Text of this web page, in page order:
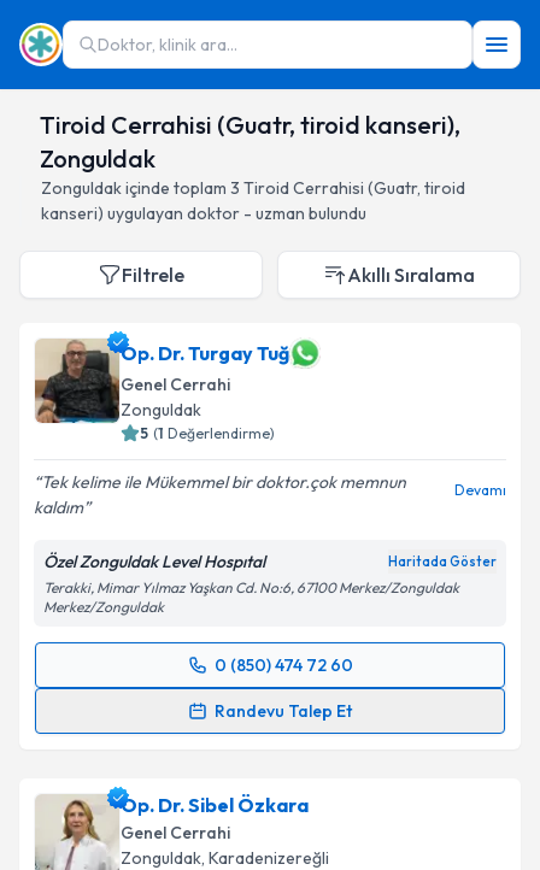
Doktor, klinik ara...
Tiroid Cerrahisi (Guatr, tiroid kanseri),
Zonguldak
Zonguldakiçinde toplam 3 Tiroid Cerrahisi (Guatr, tiroid
kanseri) uygulayan doktor - uzman bulundu
Filtrele Akıllı Sıralama
Op. Dr. Turgay Tuğ
Genel Cerrahi
Zonguldak
5 (1 Değerlendirme)
Tek kelime ile Mükemmel bir doktor.çok memnun
kaldım
Devamı
Özel Zonguldak Level Hospıtal Haritada Göster
Terakki, Mimar Yılmaz Yaşkan Cd. No:6, 67100 Merkez/Zonguldak
Merkez/Zonguldak
0 (850) 474 72 60
Randevu Talep Et
Randevu Takvimi Talebi
takvim hazırlandığında e-posta ile bilgilendireceğiz.
E-posta Adresiniz
Op. Dr. Sibel Özkara
Genel Cerrahi
Zonguldak, Karadenizereğli